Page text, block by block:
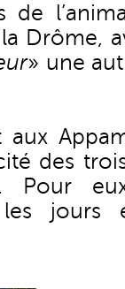
de
Drôme,
» une
aux
des
Pour
les